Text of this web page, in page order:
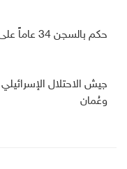
حكم بالسجن 34 عاماً على سعودية بسبب تغريدات على تويتر
جيش الاحتلال
وعُمان